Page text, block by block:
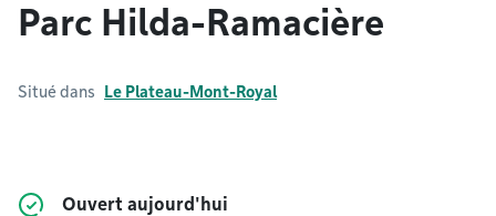
Parc Hilda-Ramacière
Situé dans Le Plateau-Mont-Royal
Ouvert aujourd'hui